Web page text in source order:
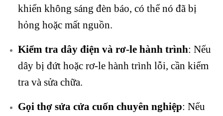
khiển không sáng đèn báo, có thể nó đã bị
hỏng hoặc mất nguồn.
Kiểm tra dây điện và rơ-le hành trình: Nếu
dây bị đứt hoặc rơ-le hành trình lỗi, cần kiểm
tra và sửa chữa.
Gọi thợ sửa cửa cuốn chuyên nghiệp: Nếu